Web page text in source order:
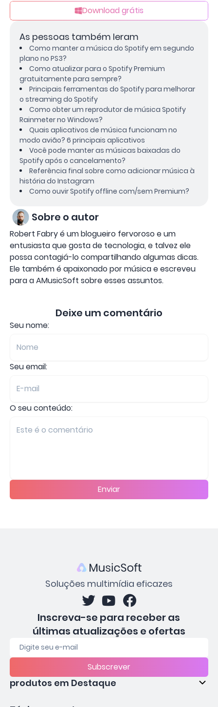
Download grátis
As pessoas também leram
Como manter a música do Spotify em segundo
plano no PS3?
Como atualizar para o Spotify Premium
gratuitamente para sempre?
Principais ferramentas do Spotify para melhorar
o streaming do Spotify
Como obter um reprodutor de música Spotify
Rainmeter no Windows?
Quais aplicativos de música funcionam no
modo avião? 6 principais aplicativos
Você pode manter as músicas baixadas do
Spotify após o cancelamento?
Referência final sobre como adicionar música à
história do Instagram
Como ouvir Spotify offline com/sem Premium?
Sobre o autor
Robert Fabry é um blogueiro fervoroso e um
entusiasta que gosta de tecnologia, e talvez ele
possa contagiá-lo compartilhando algumas dicas.
Ele também é apaixonado por música e escreveu
para a AMusicSoft sobre esses assuntos.
Deixe um comentário
Seu nome:
Seu email:
O seu conteúdo:
Enviar
Soluções multimídia eficazes
Inscreva-se para receber as
últimas atualizações e ofertas
Subscrever
produtos em Destaque